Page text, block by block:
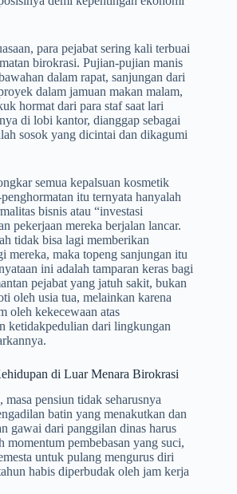
para pejabat sering kali terbuai
birokrasi. Pujian-pujian manis
dalam rapat, sanjungan dari
dalam jamuan makan malam,
hormat dari para staf saat lari
di lobi kantor, dianggap sebagai
sosok yang dicintai dan dikagumi
semua kepalsuan kosmetik
itu ternyata hanyalah
bisnis atau “investasi
pekerjaan mereka berjalan lancar.
tidak bisa lagi memberikan
mereka, maka topeng sanjungan itu
ini adalah tamparan keras bagi
pejabat yang jatuh sakit, bukan
oleh usia tua, melainkan karena
oleh kekecewaan atas
ketidakpedulian dari lingkungan
di Luar Menara Birokrasi
masa pensiun tidak seharusnya
batin yang menakutkan dan
gawai dari panggilan dinas harus
momentum pembebasan yang suci,
untuk pulang mengurus diri
habis diperbudak oleh jam kerja